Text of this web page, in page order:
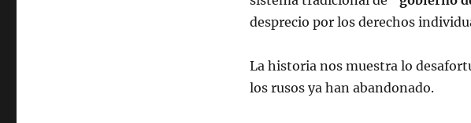
desprecio por los derechos
La historia nos muestra lo
los rusos ya han abandonado.